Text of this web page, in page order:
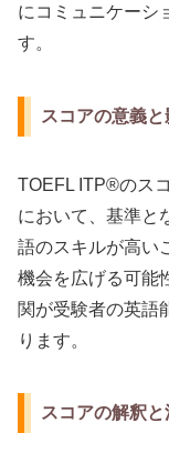
にコミュニケーシ
す。
スコアの意義と
TOEFL ITP®のス
において、基準と
語のスキルが高い
機会を広げる可能
関が受験者の英語
ります。
スコアの解釈と